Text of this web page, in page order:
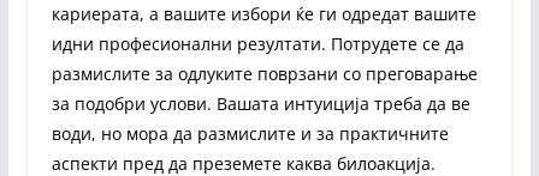
кариерата, а вашите избори ќе ги одредат вашите
идни професионални резултати. Потрудете се да
размислите за одлуките поврзани со преговарање
за подобри услови. Вашата интуиција треба да ве
води, но мора да размислите и за практичните
аспекти пред да преземете каква билоакција.